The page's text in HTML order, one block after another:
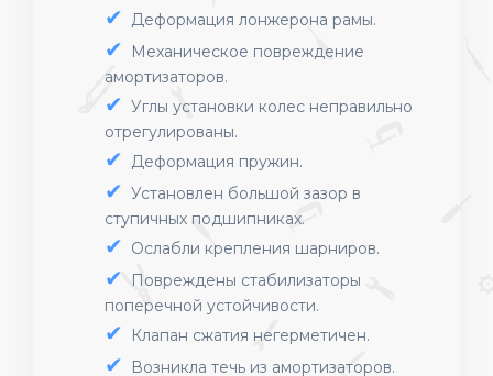
Деформация лонжерона рамы.
Механическое повреждение
амортизаторов.
Углы установки колес неправильно
отрегулированы.
Деформация пружин.
Установлен большой зазор в
ступичных подшипниках.
Ослабли крепления шарниров.
Повреждены стабилизаторы
поперечной устойчивости.
Клапан сжатия негерметичен.
Возникла течь из амортизаторов.